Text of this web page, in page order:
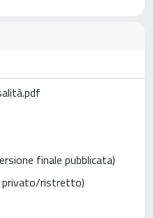
finale pubblicata)
privato/ristretto)